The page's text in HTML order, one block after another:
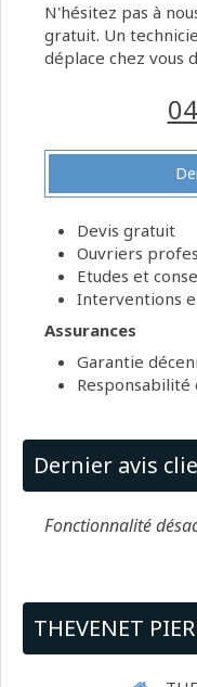
N'hésitez pas à
gratuit. Un
déplace chez vous
Devis gratuit
Ouvriers
Etudes et
Interventions
Assurances
Garantie
Responsabilité
Dernier avis
Fonctionnalité
THEVENET